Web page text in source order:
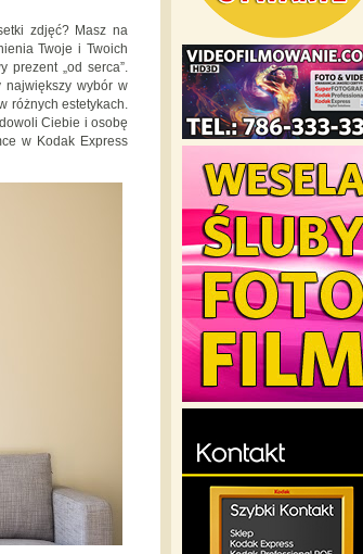
zdjęć? Masz na
Twoje i Twoich
prezent „od serca”.
największy wybór w
różnych estetykach.
Ciebie i osobę
w Kodak Express